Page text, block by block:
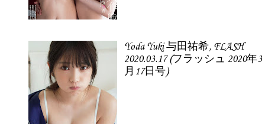
Yoda Yuki 与田祐希, FLASH
2020.03.17 (フラッシュ 2020年3
月17日号)